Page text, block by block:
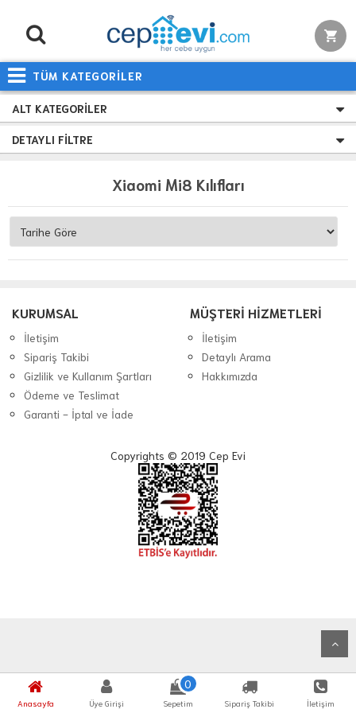
TÜM KATEGORİLER
Anasayfa Üye Girişi
0
Sepetim Sipariş Takibi İletişim
ALT KATEGORILER
DETAYLI FILTRE
Xiaomi Mi8 Kılıfları
KURUMSAL
İletişim
Sipariş Takibi
Gizlilik ve Kullanım Şartları
Ödeme ve Teslimat
Garanti - İptal ve İade
MÜŞTERİ HİZMETLERİ
İletişim
Detaylı Arama
Hakkımızda
Copyrights © 2019 Cep Evi